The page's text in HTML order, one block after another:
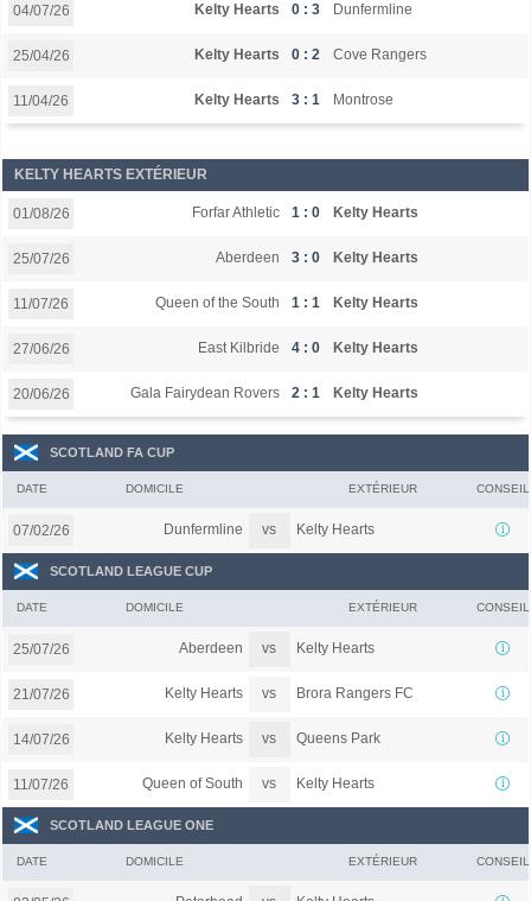
04/07/26 Kelty Hearts 0 : 3 Dunfermline
25/04/26 Kelty Hearts 0 : 2 Cove Rangers
11/04/26 Kelty Hearts 3 : 1 Montrose
KELTY HEARTS EXTÉRIEUR
01/08/26 Forfar Athletic 1 : 0 Kelty Hearts
25/07/26 Aberdeen 3 : 0 Kelty Hearts
11/07/26 Queen of the South 1 : 1 Kelty Hearts
27/06/26 East Kilbride 4 : 0 Kelty Hearts
20/06/26 Gala Fairydean Rovers 2 : 1 Kelty Hearts
SCOTLAND FA CUP
DATE DOMICILE EXTÉRIEUR CONSEIL
07/02/26 Dunfermline vs Kelty Hearts
SCOTLAND LEAGUE CUP
DATE DOMICILE EXTÉRIEUR CONSEIL
25/07/26 Aberdeen vs Kelty Hearts
21/07/26 Kelty Hearts vs Brora Rangers FC
14/07/26 Kelty Hearts vs Queens Park
11/07/26 Queen of South vs Kelty Hearts
SCOTLAND LEAGUE ONE
DATE DOMICILE EXTÉRIEUR CONSEIL